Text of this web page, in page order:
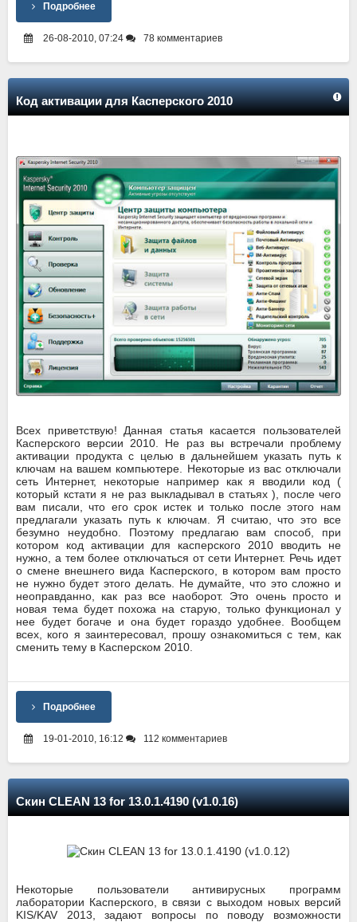
Подробнее
26-08-2010, 07:24 78 комментариев
Код активации для Касперского 2010
Всех приветствую! Данная статья касается пользователей
Касперского версии 2010. Не раз вы встречали проблему
активации продукта с целью в дальнейшем указать путь к
ключам на вашем компьютере. Некоторые из вас отключали
сеть Интернет, некоторые например как я вводили код (
который кстати я не раз выкладывал в статьях ), после чего
вам писали, что его срок истек и только после этого нам
предлагали указать путь к ключам. Я считаю, что это все
безумно неудобно. Поэтому предлагаю вам способ, при
котором код активации для касперского 2010 вводить не
нужно, а тем более отключаться от сети Интернет. Речь идет
о смене внешнего вида Касперского, в котором вам просто
не нужно будет этого делать. Не думайте, что это сложно и
неоправданно, как раз все наоборот. Это очень просто и
новая тема будет похожа на старую, только функционал у
нее будет богаче и она будет гораздо удобнее. Вообщем
всех, кого я заинтересовал, прошу ознакомиться с тем, как
сменить тему в Касперском 2010.
Подробнее
19-01-2010, 16:12 112 комментариев
Скин CLEAN 13 for 13.0.1.4190 (v1.0.16)
Некоторые пользователи антивирусных программ
лаборатории Касперского, в связи с выходом новых версий
KIS/KAV 2013, задают вопросы по поводу возможности